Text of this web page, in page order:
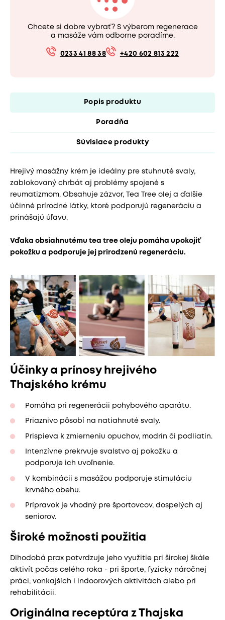
Chcete si dobre vybrať? S výberom regenerace
a masáže vám odborne poradíme.
0233 41 88 38 +420 602 813 222
Popis produktu
Poradňa
Súvisiace produkty
Hrejivý masážny krém je ideálny pre stuhnuté svaly,
zablokovaný chrbát aj problémy spojené s
reumatizmom. Obsahuje zázvor, Tea Tree olej a ďalšie
účinné prírodné látky, ktoré podporujú regeneráciu a
prinášajú úľavu.
Vďaka obsiahnutému tea tree oleju pomáha upokojiť
pokožku a podporuje jej prirodzenú regeneráciu.​
Účinky a prínosy hrejivého
Thajského krému
Pomáha pri regenerácii pohybového aparátu.
Priaznivo pôsobí na natiahnuté svaly.
Prispieva k zmierneniu opuchov, modrín či podliatin.
Intenzívne prekrvuje svalstvo aj pokožku a
podporuje ich uvoľnenie.
V kombinácii s masážou podporuje stimuláciu
krvného obehu.
Prípravok je vhodný pre športovcov, dospelých aj
seniorov.
Široké možnosti použitia
Dlhodobá prax potvrdzuje jeho využitie pri širokej škále
aktivít počas celého roka - pri športe, fyzicky náročnej
práci, vonkajších i indoorových aktivitách alebo pri
rehabilitácii.
Originálna receptúra z Thajska